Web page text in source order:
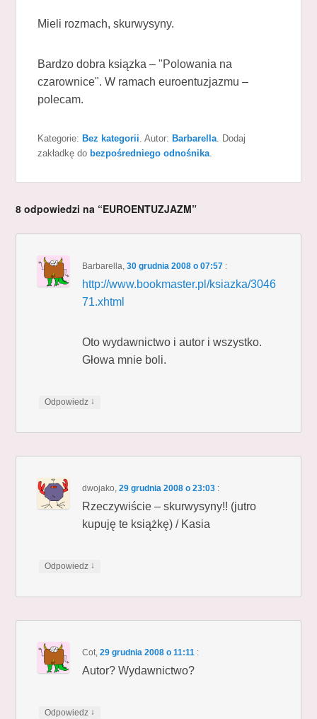
Mieli rozmach, skurwysyny.
Bardzo dobra ksiązka – "Polowania na
czarownice". W ramach euroentuzjazmu –
polecam.
Kategorie: Bez kategorii . Autor: Barbarella . Dodaj
zakładkę do bezpośredniego odnośnika
8 odpowiedzi na “EUROENTUZJAZM”
Barbarella,30 grudnia 2008 o 07:57 :
http://www.bookmaster.pl/ksiazka/3046
71.xhtml
Oto wydawnictwo i autor i wszystko.
Głowa mnie boli.
Odpowiedz ↓
dwojako,29 grudnia 2008 o 23:03 :
Rzeczywiście – skurwysyny!! (jutro
kupuję te książkę) / Kasia
Odpowiedz ↓
Cot,29 grudnia 2008 o 11:11 :
Autor? Wydawnictwo?
Odpowiedz ↓